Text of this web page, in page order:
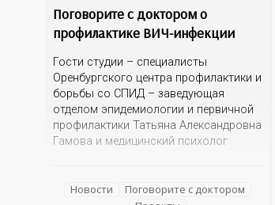
Поговорите с доктором о
профилактике ВИЧ-инфекции
Гости студии – специалисты
Оренбургского центра профилактики и
борьбы со СПИД – заведующая
отделом эпидемиологии и первичной
профилактики Татьяна Александровна
Гамова и медицинский психолог
порождают небылицы, домыслы и
Новости
Поговорите с доктором